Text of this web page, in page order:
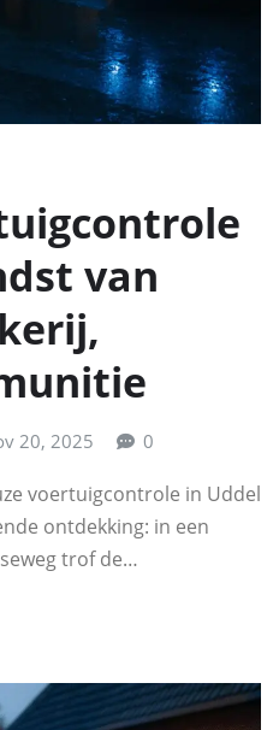
van
20, 2025 0
voertuigcontrole in Uddel
ontdekking: in een
trof de…